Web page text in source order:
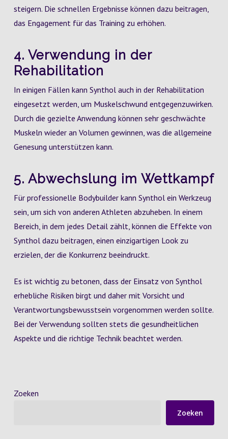
steigern. Die schnellen Ergebnisse können dazu beitragen,
das Engagement für das Training zu erhöhen.
4. Verwendung in der
Rehabilitation
In einigen Fällen kann Synthol auch in der Rehabilitation
eingesetzt werden, um Muskelschwund entgegenzuwirken.
Durch die gezielte Anwendung können sehr geschwächte
Muskeln wieder an Volumen gewinnen, was die allgemeine
Genesung unterstützen kann.
5. Abwechslung im Wettkampf
Für professionelle Bodybuilder kann Synthol ein Werkzeug
sein, um sich von anderen Athleten abzuheben. In einem
Bereich, in dem jedes Detail zählt, können die Effekte von
Synthol dazu beitragen, einen einzigartigen Look zu
erzielen, der die Konkurrenz beeindruckt.
Es ist wichtig zu betonen, dass der Einsatz von Synthol
erhebliche Risiken birgt und daher mit Vorsicht und
Verantwortungsbewusstsein vorgenommen werden sollte.
Bei der Verwendung sollten stets die gesundheitlichen
Aspekte und die richtige Technik beachtet werden.
Zoeken
Zoeken